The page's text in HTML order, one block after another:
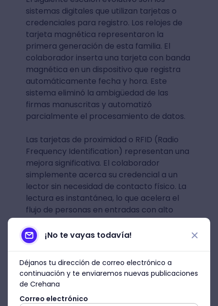
sistemas digitales que utilizan tarjetas o
credenciales para registro. Los relojes de
tarjeta magnética representaron la
primera generación de esta familia. El
colaborador inserta una tarjeta con banda
magnética en un dispositivo que registra
automáticamente fecha y hora. Este
sistema eliminó la ambigüedad de las
firmas manuscritas y automatizó
parcialmente el procesamiento de datos.
Las tarjetas de proximidad o RFID (Radio
Frequency Identification) representan una
mejora significativa. El colaborador
simplemente acerca su credencial a un
lector sin necesidad de contacto físico. La
lectura es instantánea, lo que acelera el
flujo de personas en entradas con alto
tráfico. La tecnología RFID también
permite integrar control de acceso físico
con registro de asistencia: la misma
entrada.
sobre métodos manuales. La captura de
¡No te vayas todavía!
Déjanos tu dirección de correo electrónico a
continuación y te enviaremos nuevas publicaciones
de Crehana
Correo electrónico